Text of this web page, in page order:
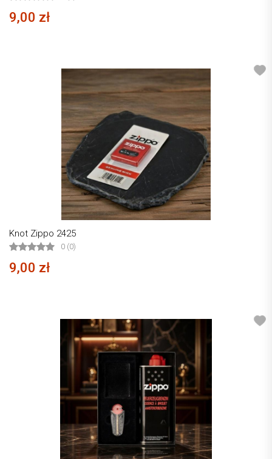
9,00 zł
Knot Zippo 2425
0 (0)
9,00 zł